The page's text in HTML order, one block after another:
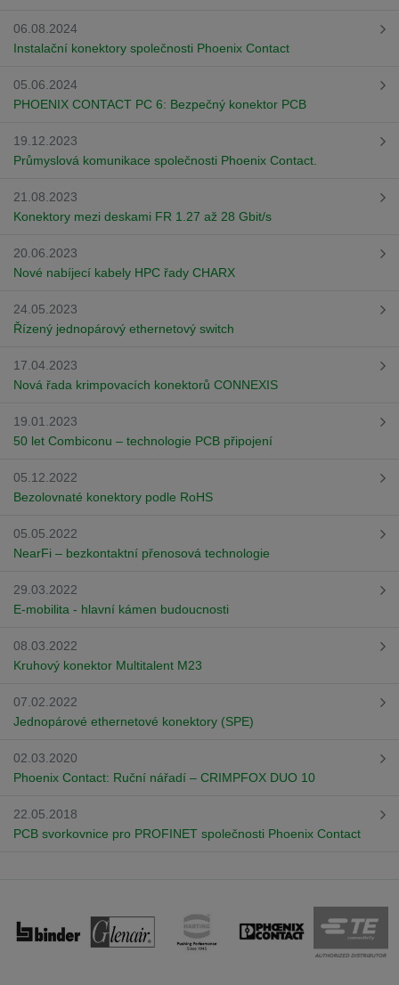
06.08.2024
Instalační konektory společnosti Phoenix Contact
05.06.2024
PHOENIX CONTACT PC 6: Bezpečný konektor PCB
19.12.2023
Průmyslová komunikace společnosti Phoenix Contact.
21.08.2023
Konektory mezi deskami FR 1.27 až 28 Gbit/s
20.06.2023
Nové nabíjecí kabely HPC řady CHARX
24.05.2023
Řízený jednopárový ethernetový switch
17.04.2023
Nová řada krimpovacích konektorů CONNEXIS
19.01.2023
50 let Combiconu – technologie PCB připojení
05.12.2022
Bezolovnaté konektory podle RoHS
05.05.2022
NearFi – bezkontaktní přenosová technologie
29.03.2022
E-mobilita - hlavní kámen budoucnosti
08.03.2022
Kruhový konektor Multitalent M23
07.02.2022
Jednopárové ethernetové konektory (SPE)
02.03.2020
Phoenix Contact: Ruční nářadí – CRIMPFOX DUO 10
22.05.2018
PCB svorkovnice pro PROFINET společnosti Phoenix Contact